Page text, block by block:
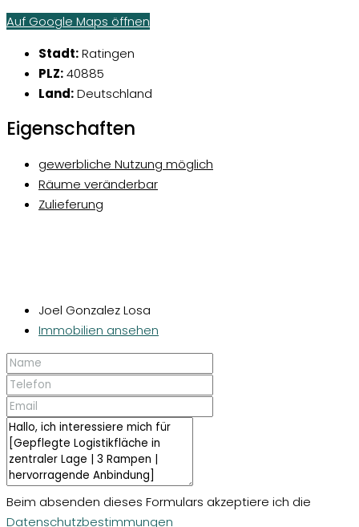
Auf Google Maps öffnen
Stadt:Ratingen
PLZ:40885
Land:Deutschland
Eigenschaften
gewerbliche Nutzung möglich
Räume veränderbar
Zulieferung
Joel Gonzalez Losa
Immobilien ansehen
Beim absenden dieses Formulars akzeptiere ich die
Datenschutzbestimmungen